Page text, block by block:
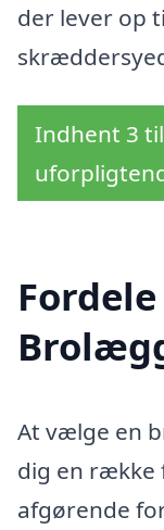
der lever op
Indhent 3
At vælge en
dig en række
afgørende